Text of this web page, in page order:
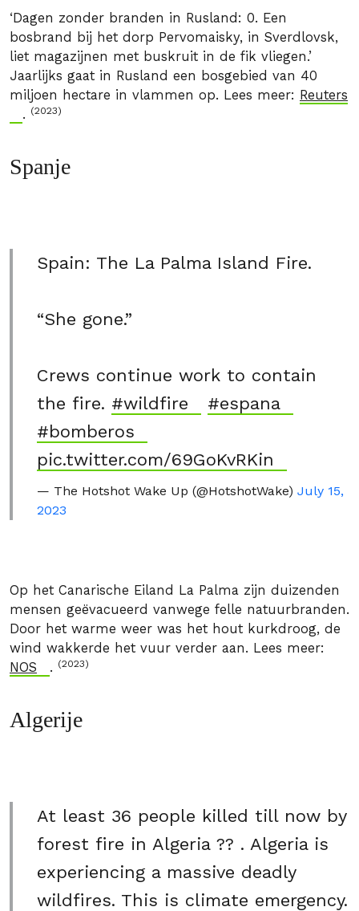
‘Dagen zonder branden in Rusland: 0. Een
bosbrand bij het dorp Pervomaisky, in Sverdlovsk,
liet magazijnen met buskruit in de fik vliegen.’
Jaarlijks gaat in Rusland een bosgebied van 40
miljoen hectare in vlammen op. Lees meer: Reuters
. (2023)
Spanje
Spain: The La Palma Island Fire.
“She gone.”
Crews continue work to contain
the fire. #wildfire
#espana
#bomberos
pic.twitter.com/69GoKvRKin
— The Hotshot Wake Up (@HotshotWake) July 15,
2023
Op het Canarische Eiland La Palma zijn duizenden
mensen geëvacueerd vanwege felle natuurbranden.
Door het warme weer was het hout kurkdroog, de
wind wakkerde het vuur verder aan. Lees meer:
NOS
. (2023)
Algerije
At least 36 people killed till now by
forest fire in Algeria ?? . Algeria is
experiencing a massive deadly
wildfires. This is climate emergency.